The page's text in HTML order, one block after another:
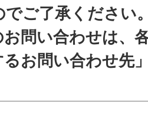
でご了承ください
問い合わせは、
お問い合わせ先